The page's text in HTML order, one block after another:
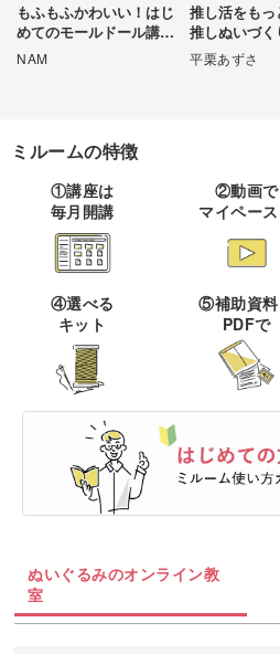
伝統刺繍
刺し子
クロスステッチ
オートクチュール刺繍
リボン刺繍
ビーズ刺繍
フランス刺繍
ソウタシエ
棒針編み
マクラメ
クラフトバンド
あみぐるみ
すべて
布小物
和裁
洋裁
すべて
ボールペンイラスト
アクリル絵の具
アルコールインクアート
コピック
パステルアート
デジタルイラスト
ミニチュア・クレイ
クラフト
フェイクスイーツ
ミニチュアフード
ミニチュア雑貨
ドール服
ドールハウス
ネイル検定
ネイルケア
ジェルネイル
プラバンアクセサリー
レジンアクセサリー
ワイヤーアクセサリー
ビーズアクセサリー
キャンドル
すべて
キャンドルホルダー
マーブルキャンドル
スイーツキャンドル
ソイキャンドル
ボタニカルキャンドル
すべて
レタリング
カリグラフィー
絵付け・ペインティ
ング
すべて
上絵付け
ポーセラーツ
トールペイント
すべて
筆文字
ペーパークラフト
すべて
ペーパーアート
カルトナージュ
ラッピング
すべて
羊毛フェルト
ぬいぐるみ
消しゴムはんこ
ライフスタイル
暮らし
パーソナルカラー
多肉植物
ヨガ
ピラティス
ダンス
クッキング
アイシングクッキー
マネー
カメラ・写真
すべて
もふもふかわいい！はじ
めてのモールドール講座
くま編
NAM
推し活をもっ
推しぬいづく
入門講座
平栗あずさ
ミルームの特徴
①講座は
毎月開講
②動画で
マイペー
④選べる
キット
⑤補助資
PDFで
ぬいぐるみのオンライン教
室